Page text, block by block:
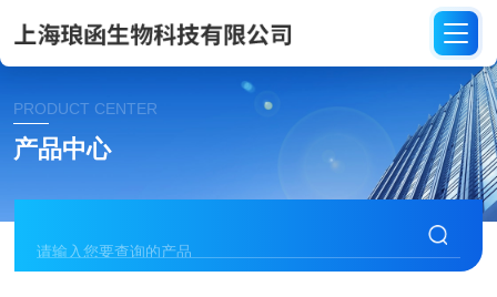
PRODUCT CENTER
产品中心